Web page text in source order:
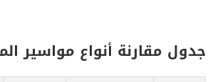
جدول مقارنة أنواع مواسير